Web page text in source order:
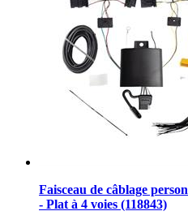
Faisceau de câblage
- Plat à 4 voies (118843)